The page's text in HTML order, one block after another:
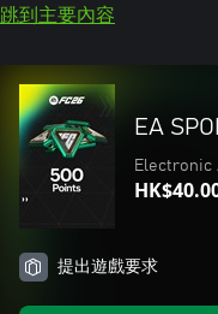
跳到主要內容
EA
Electronic
提出遊戲要求